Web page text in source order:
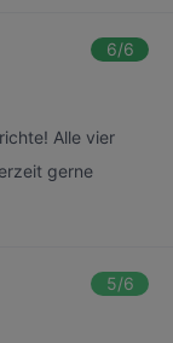
6/6
Alle vier
gerne
5/6